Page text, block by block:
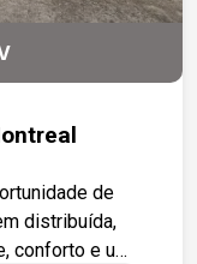
de
distribuída,
conforto e um